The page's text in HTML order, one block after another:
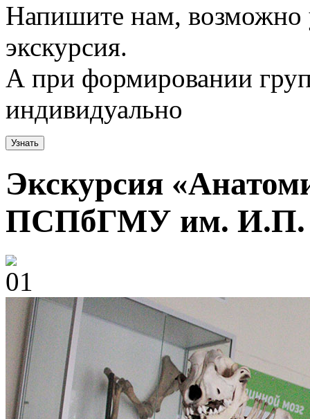
Напишите нам, возможно
экскурсия.
А при формировании
индивидуально
Узнать
Экскурсия
ПСПбГМУ им. И.П.